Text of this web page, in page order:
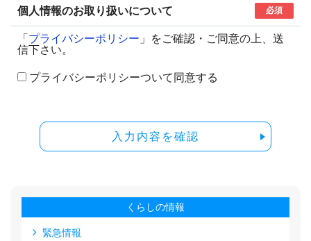
個人情報のお取り扱いについて 必須
「 プライバシーポリシー 」をご確認・ご同意の上、送
信下さい。
プライバシーポリシーついて同意する
入力内容を確認
くらしの情報
緊急情報